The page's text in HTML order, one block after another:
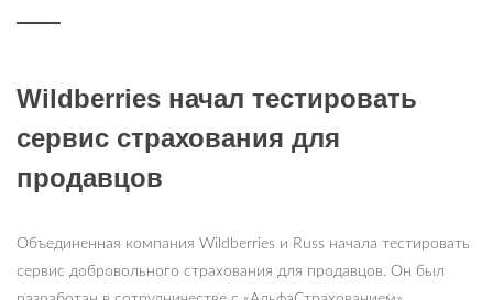
Wildberries начал тестировать
сервис страхования для
продавцов
Объединенная компания Wildberries и Russ начала тестировать
сервис добровольного страхования для продавцов. Он был